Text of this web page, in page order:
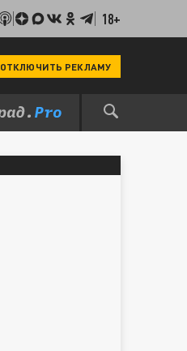
18+
ОТКЛЮЧИТЬ РЕКЛАМУ